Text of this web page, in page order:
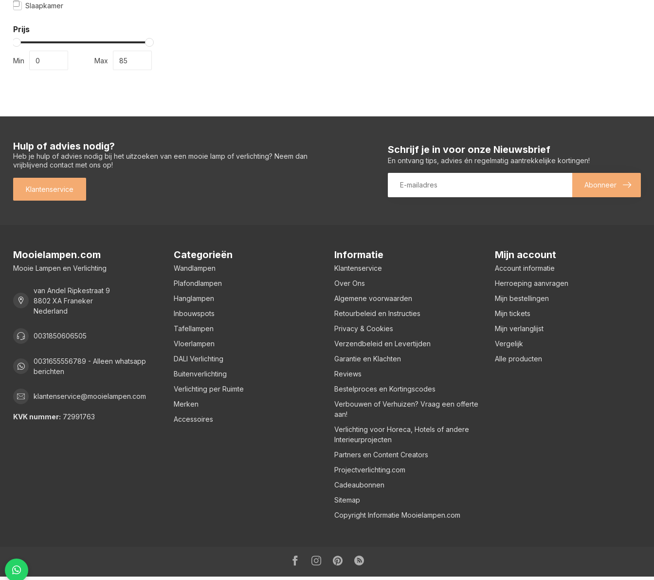
Slaapkamer
Prijs
Min Max
Hulp of advies nodig?
Heb je hulp of advies nodig bij het uitzoeken van een mooie lamp of verlichting? Neem dan
vrijblijvend contact met ons op!
Klantenservice
Schrijf je in voor onze Nieuwsbrief
En ontvang tips, advies én regelmatig aantrekkelijke kortingen!
Abonneer
Mooielampen.com
Mooie Lampen en Verlichting
van Andel Ripkestraat 9
8802 XA Franeker
Nederland
0031850606505
0031655556789 - Alleen whatsapp
berichten
klantenservice@mooielampen.com
KVK nummer: 72991763
Categorieën
Wandlampen
Plafondlampen
Hanglampen
Inbouwspots
Tafellampen
Vloerlampen
DALI Verlichting
Buitenverlichting
Verlichting per Ruimte
Merken
Accessoires
Informatie
Klantenservice
Over Ons
Algemene voorwaarden
Retourbeleid en Instructies
Privacy & Cookies
Verzendbeleid en Levertijden
Garantie en Klachten
Reviews
Bestelproces en Kortingscodes
Verbouwen of Verhuizen? Vraag een offerte
aan!
Verlichting voor Horeca, Hotels of andere
Interieurprojecten
Partners en Content Creators
Projectverlichting.com
Cadeaubonnen
Sitemap
Copyright Informatie Mooielampen.com
Mijn account
Account informatie
Herroeping aanvragen
Mijn bestellingen
Mijn tickets
Mijn verlanglijst
Vergelijk
Alle producten